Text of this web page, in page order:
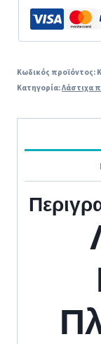
Κωδικός προϊόντος:
Κατηγορία:Λάστιχα